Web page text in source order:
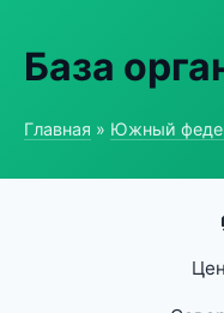
База
Главная » Южный